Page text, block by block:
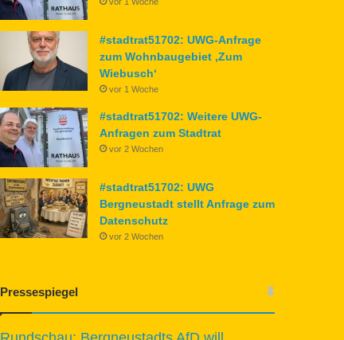
#stadtrat51702: UWG-Anfrage
zum Wohnbaugebiet ‚Zum
Wiebusch‘
vor 1 Woche
#stadtrat51702: Weitere UWG-
Anfragen zum Stadtrat
vor 2 Wochen
#stadtrat51702: UWG
Bergneustadt stellt Anfrage zum
Datenschutz
vor 2 Wochen
Pressespiegel